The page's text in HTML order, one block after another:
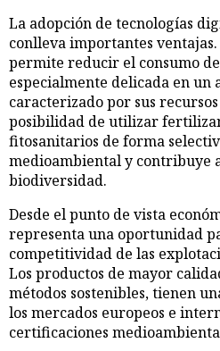
La adopción de tecnologías
conlleva importantes
permite reducir el consumo
especialmente delicada en un
caracterizado por sus
posibilidad de utilizar
fitosanitarios de forma
medioambiental y contribuye
biodiversidad.
Desde el punto de vista
representa una oportunidad
competitividad de las
Los productos de mayor
métodos sostenibles, tienen
los mercados europeos e
certificaciones